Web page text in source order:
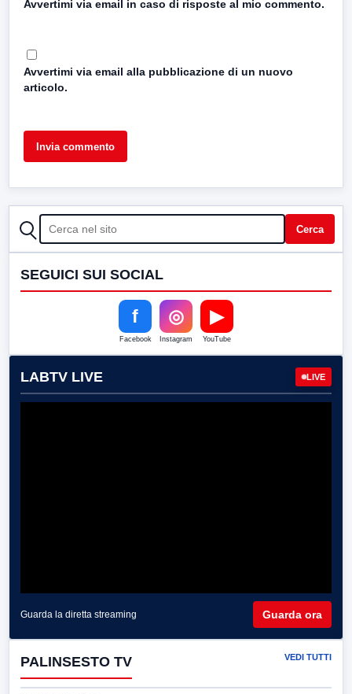
Avvertimi via email in caso di risposte al mio commento.
Avvertimi via email alla pubblicazione di un nuovo
articolo.
CERCA Cerca
SEGUICI SUI SOCIAL
f
Facebook
◎
Instagram
▶
YouTube
LABTV LIVE LIVE
Guarda la diretta streaming Guarda ora
PALINSESTO TV VEDI TUTTI